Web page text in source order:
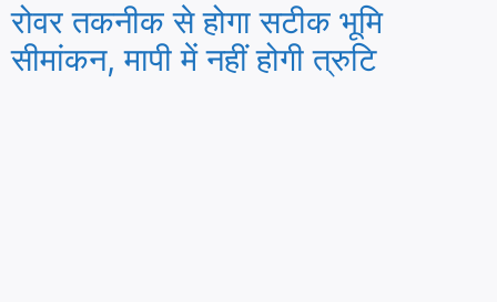
रोवर तकनीक से होगा सटीक भूमि
सीमांकन, मापी में नहीं होगी त्रुटि